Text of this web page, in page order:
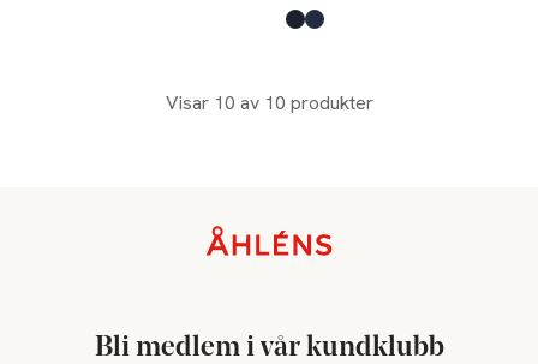
Produkten finns i färgerna:
Black
Blue Shadow
Visar 10 av 10 produkter
Bli medlem i vår kundklubb